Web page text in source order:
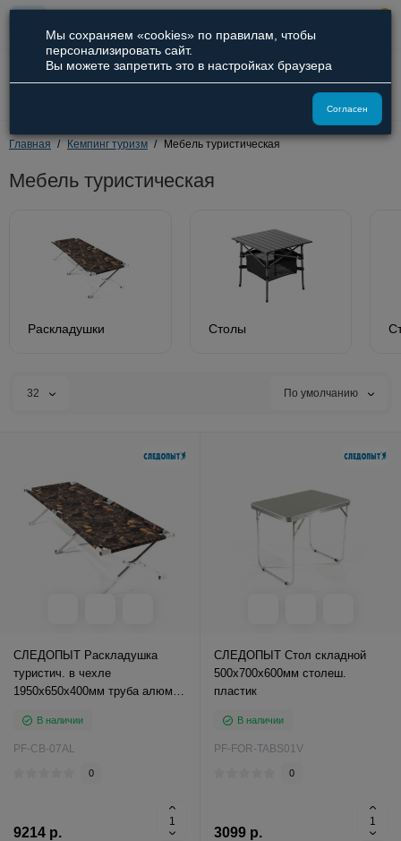
8 (800) 551-09-94
8 (929) 836-66-51
Главная Кемпинг туризм Мебель туристическая
Мебель туристическая
Раскладушки Столы
32 По умолчанию
СЛЕДОПЫТ Раскладушка
туристич. в чехле
1950х650х400мм труба алюм.
В наличии
PF-CB-07AL
0
9214 р.
СЛЕДОПЫТ Стол складной
500х700х600мм столеш.
пластик
В наличии
PF-FOR-TABS01V
0
3099 р.
Мы сохраняем «cookies» по правилам, чтобы
персонализировать сайт.
Вы можете запретить это в настройках браузера
Согласен